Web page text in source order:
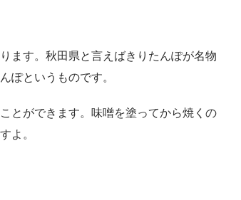
ます。秋田県と言えばきりたんぽが名物
ぽというものです。
とができます。味噌を塗ってから焼くの
よ。